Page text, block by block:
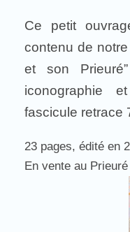
Ce petit
contenu de
et son
iconographie
fascicule retrace
23 pages, édité en
En vente au